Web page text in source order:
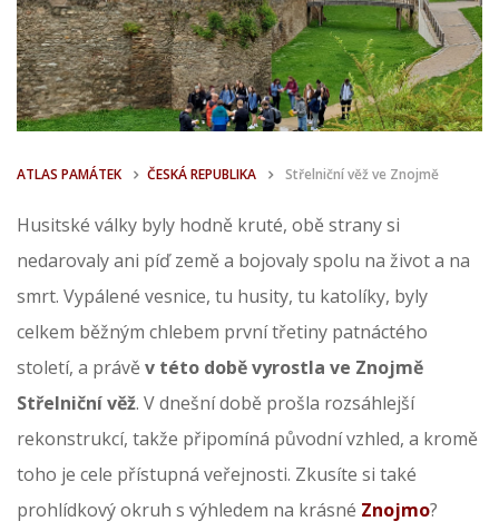
ATLAS PAMÁTEK ČESKÁ REPUBLIKA Střelniční věž ve Znojmě
Husitské války byly hodně kruté, obě strany si
nedarovaly ani píď země a bojovaly spolu na život a na
smrt. Vypálené vesnice, tu husity, tu katolíky, byly
celkem běžným chlebem první třetiny patnáctého
století, a právě v této době vyrostla ve Znojmě
Střelniční věž. V dnešní době prošla rozsáhlejší
rekonstrukcí, takže připomíná původní vzhled, a kromě
toho je cele přístupná veřejnosti. Zkusíte si také
prohlídkový okruh s výhledem na krásné Znojmo?